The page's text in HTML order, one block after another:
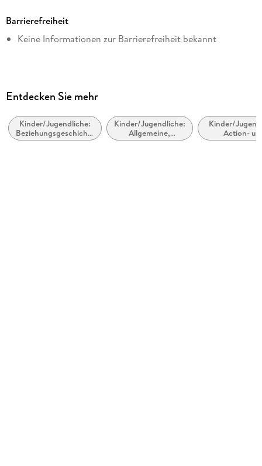
Altersempfehlung
von 12 bis 99 Jahren
Autor/Autorin
Verlag/Hersteller
Planet!
Barrierefreiheit
Keine Informationen zur Barrierefreiheit bekannt
Entdecken Sie mehr
Kinder/Jugendliche:
Beziehungsgeschichten
- Romantik, Liebe
Kinder/Jugendliche:
Allgemeine,
moderne und
Kinder/
Action-